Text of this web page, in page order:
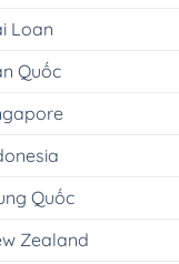
Loan
Quốc
Quốc
Zealand